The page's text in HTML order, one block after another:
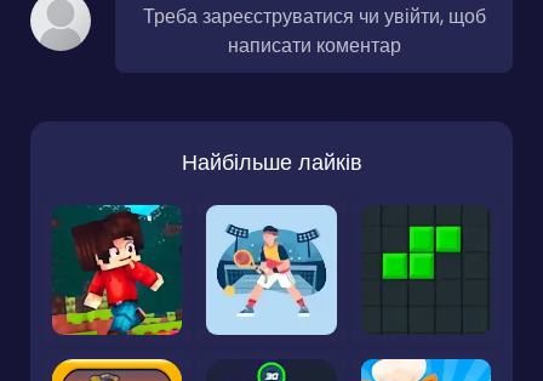
Треба зареєструватися чи увійти, щоб
написати коментар
Найбільше лайків